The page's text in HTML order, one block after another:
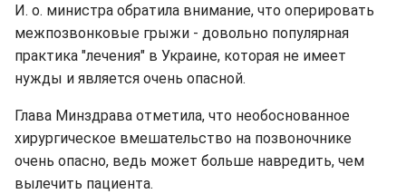
И. о. министра обратила внимание, что оперировать
межпозвонковые грыжи - довольно популярная
практика "лечения" в Украине, которая не имеет
нужды и является очень опасной.
Глава Минздрава отметила, что необоснованное
хирургическое вмешательство на позвоночнике
очень опасно, ведь может больше навредить, чем
вылечить пациента.